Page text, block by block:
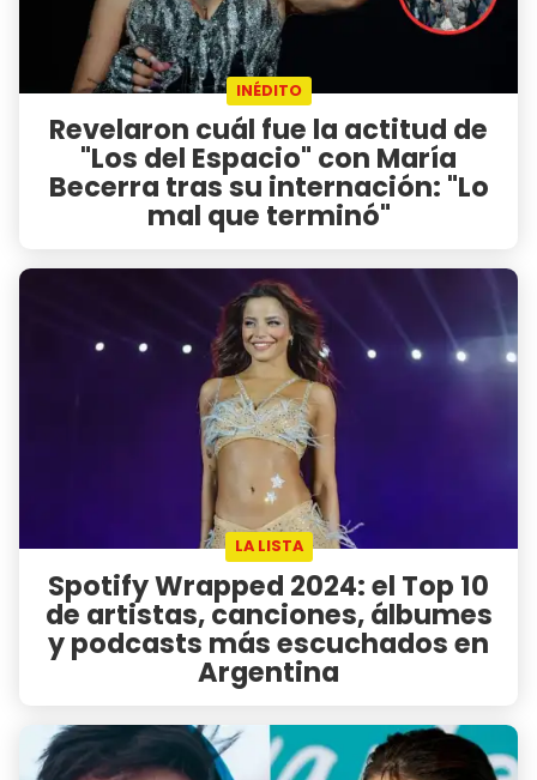
INÉDITO
Revelaron cuál fue la actitud de
"Los del Espacio" con María
Becerra tras su internación: "Lo
mal que terminó"
LA LISTA
Spotify Wrapped 2024: el Top 10
de artistas, canciones, álbumes
y podcasts más escuchados en
Argentina